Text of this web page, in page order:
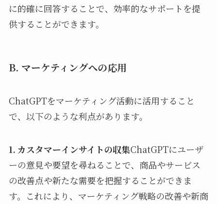
に的確に回答することで、効率的なサポートを提
供することができます。
B. マーケティングへの応用
ChatGPTをマーケティング活動に活用すること
で、以下のような利点があります。
1. カスタマーインサイトの収集ChatGPTにユーザ
ーの意見や要望を尋ねることで、商品やサービス
の改善点や新たな需要を把握することができま
す。これにより、マーケティング戦略の改善や新商